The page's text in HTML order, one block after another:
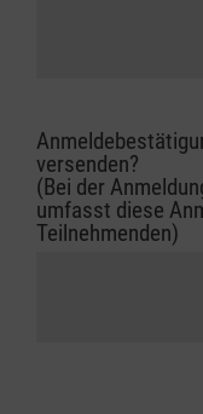
versenden?
(Bei der
umfasst diese
Teilnehmenden)